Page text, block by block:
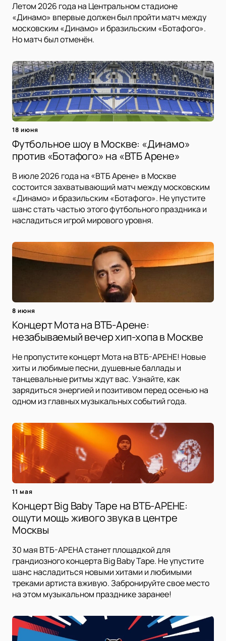
Летом 2026 года на Центральном стадионе
«Динамо» впервые должен был пройти матч между
московским «Динамо» и бразильским «Ботафого».
Но матч был отменён.
18 июня
Футбольное шоу в Москве: «Динамо»
против «Ботафого» на «ВТБ Арене»
В июле 2026 года на «ВТБ Арене» в Москве
состоится захватывающий матч между московским
«Динамо» и бразильским «Ботафого». Не упустите
шанс стать частью этого футбольного праздника и
насладиться игрой мирового уровня.
8 июня
Концерт Мота на ВТБ-Арене:
незабываемый вечер хип-хопа в Москве
Не пропустите концерт Мота на ВТБ-АРЕНЕ! Новые
хиты и любимые песни, душевные баллады и
танцевальные ритмы ждут вас. Узнайте, как
зарядиться энергией и позитивом перед осенью на
одном из главных музыкальных событий года.
11 мая
Концерт Big Baby Tape на ВТБ-АРЕНЕ:
ощути мощь живого звука в центре
Москвы
30 мая ВТБ-АРЕНА станет площадкой для
грандиозного концерта Big Baby Tape. Не упустите
шанс насладиться новыми хитами и любимыми
треками артиста вживую. Забронируйте свое место
на этом музыкальном празднике заранее!